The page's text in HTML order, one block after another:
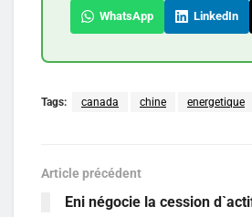
WhatsApp LinkedIn
Tags: canada chine energetique
Article précédent
Eni négocie la cession